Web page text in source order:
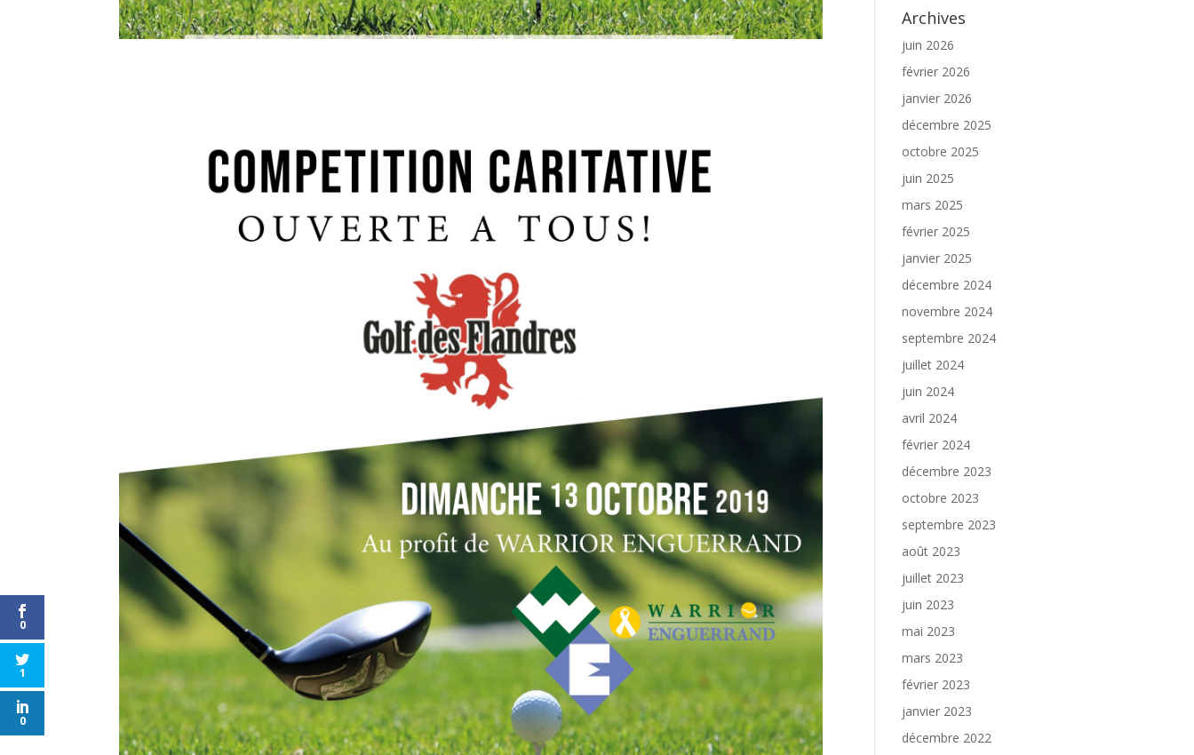
Archives
juin 2026
février 2026
janvier 2026
décembre 2025
octobre 2025
juin 2025
mars 2025
février 2025
janvier 2025
décembre 2024
novembre 2024
septembre 2024
juillet 2024
juin 2024
avril 2024
février 2024
décembre 2023
octobre 2023
septembre 2023
août 2023
juillet 2023
juin 2023
mai 2023
mars 2023
février 2023
janvier 2023
décembre 2022
0
1
0